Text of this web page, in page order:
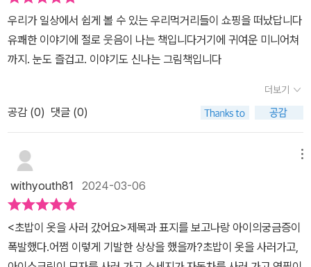
함께 읽고 솔직하게 작성한 리뷰입니다.​
에서 흔히 볼 수 있는 소재들을 가지고 아이디어 넘치는 미니어처 세
상을 만들었다면 이번 작품에서는 귀여운 미니어처 친구들이 자신들
의 취향을 십분 발휘하여 개성 넘치는 미니어처 세상을 만들었어요표
지에 등장하는 건 초밥 뿐이지만 사실 이 책에는 초밥 이외에도 많은
사물들이 등장해요 어떤 맛 모자를 살까 고민하는 아이스크림부터 머
리를 하러 미용실에 가는 연필 등등 한순간도 눈을 뗄 수 없게 만드는
물들의 반전 모습에 웃음이 터지기도 했어요​루나 역시 거의 책 속에
빨려들어가는 듯한 모습으로 집중해서 책을 읽었어요 오늘은 어떤 옷
을 입을까 고민하는 초밥에게 옷을 골라주기도 하고요 초밥이 쇼핑하
는 부분을 너무 재미있어해서 보고 또 보았는데요 덕분에 앞으로 초
밥먹을 때 마다 루나가 책 속의 초밥 이야기를 꺼낼 것 같아요​그리고
초밥 이외에도 책 속에는 다양한 사물들이 등장하는데요 음식 친구들
우리가 일상에서 쉽게 볼 수 있는 우리먹거리들이 쇼핑을 떠났답니다
유쾌한 이야기에 절로 웃음이 나는 책입니다거기에 귀여운 미니어쳐
까지. 눈도 즐겁고. 이야기도 신나는 그림책입니다
더보기
공감 (0) 댓글 (0)
withyouth81 2024-03-06
<초밥이 옷을 사러 갔어요>제목과 표지를 보고나랑 아이의궁금증이
폭발했다.어쩜 이렇게 기발한 상상을 했을까?초밥이 옷을 사러가고,